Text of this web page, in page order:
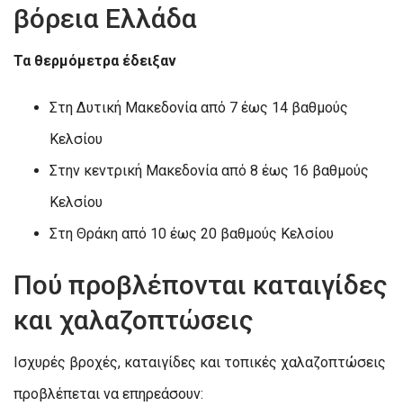
βόρεια Ελλάδα
Τα θερμόμετρα έδειξαν
Στη Δυτική Μακεδονία από 7 έως 14 βαθμούς
Κελσίου
Στην κεντρική Μακεδονία από 8 έως 16 βαθμούς
Κελσίου
Στη Θράκη από 10 έως 20 βαθμούς Κελσίου
Πού προβλέπονται καταιγίδες
και χαλαζοπτώσεις
Ισχυρές βροχές, καταιγίδες και τοπικές χαλαζοπτώσεις
προβλέπεται να επηρεάσουν: